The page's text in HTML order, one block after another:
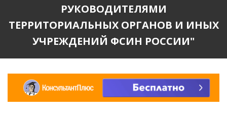
РУКОВОДИТЕЛЯМИ
ТЕРРИТОРИАЛЬНЫХ ОРГАНОВ И ИНЫХ
УЧРЕЖДЕНИЙ ФСИН РОССИИ"